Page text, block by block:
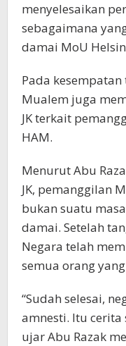
menyelesaikan
sebagaimana
damai MoU
Pada
Mualem juga
JK terkait
HAM.
Menurut Abu
JK, pemanggilan
bukan suatu
damai. Setelah
Negara telah
semua orang
“Sudah selesai,
amnesti. Itu cerita
ujar Abu Razak